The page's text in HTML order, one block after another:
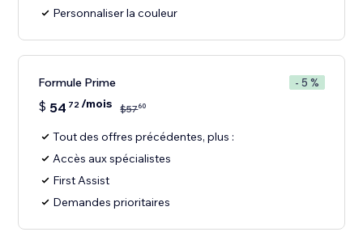
Personnaliser la couleur
Formule Prime - 5 %
$ 54 72/mois $5760
Tout des offres précédentes, plus :
Accès aux spécialistes
First Assist
Demandes prioritaires